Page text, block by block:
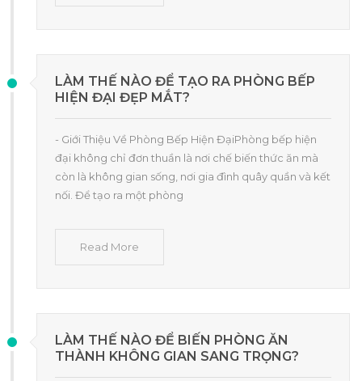
LÀM THẾ NÀO ĐỂ TẠO RA PHÒNG BẾP
HIỆN ĐẠI ĐẸP MẮT?
- Giới Thiệu Về Phòng Bếp Hiện ĐạiPhòng bếp hiện
đại không chỉ đơn thuần là nơi chế biến thức ăn mà
còn là không gian sống, nơi gia đình quây quần và kết
nối. Để tạo ra một phòng
Read More
LÀM THẾ NÀO ĐỂ BIẾN PHÒNG ĂN
THÀNH KHÔNG GIAN SANG TRỌNG?